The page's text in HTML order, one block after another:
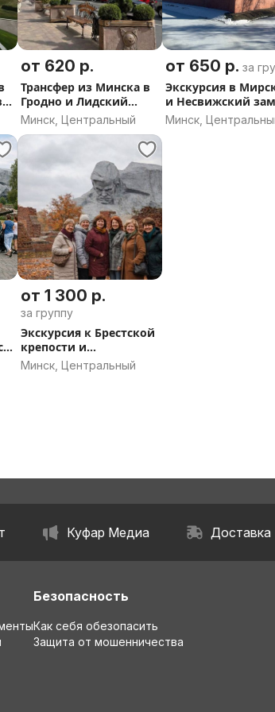
от 620 р.
Трансфер из Минска в
Гродно и Лидский
замок и обратно
Минск, Центральный
от 650 р. за
Экскурсия в
и Несвижский
трансфером из
Минск,
от 1 300 р.
за группу
Экскурсия к Брестской
крепости и
Беловежской пуще с
трансфером из Минска
Минск, Центральный
Куфар Медиа Доставка
Безопасность
Как себя обезопасить
Защита от мошенничества